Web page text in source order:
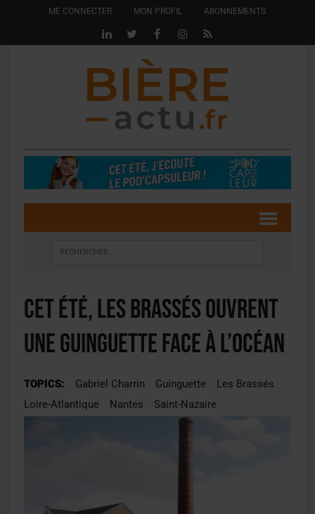
ME CONNECTER MON PROFIL ABONNEMENTS
Cet été, Les Brassés ouvrent
une guinguette face à l’Océan
TOPICS: Gabriel Charrin Guinguette
Les Brassés
Loire-Atlantique
Nantes Saint-Nazaire